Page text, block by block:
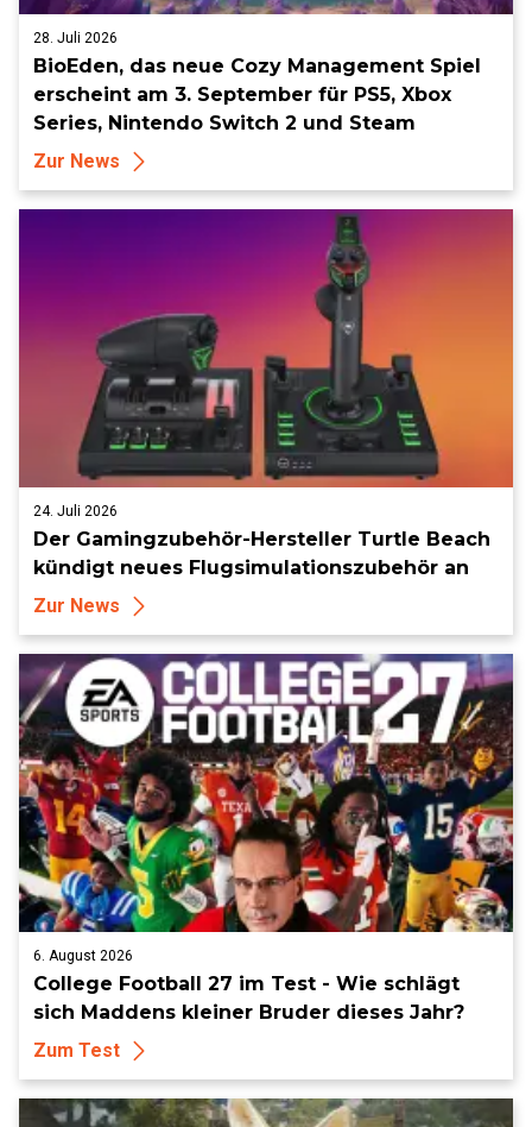
28. Juli 2026
BioEden, das neue Cozy Management Spiel
erscheint am 3. September für PS5, Xbox
Series, Nintendo Switch 2 und Steam
Zur News
24. Juli 2026
Der Gamingzubehör-Hersteller Turtle Beach
kündigt neues Flugsimulationszubehör an
Zur News
6. August 2026
College Football 27 im Test - Wie schlägt
sich Maddens kleiner Bruder dieses Jahr?
Zum Test